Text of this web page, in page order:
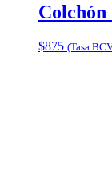
Colchón
$875 (Tasa